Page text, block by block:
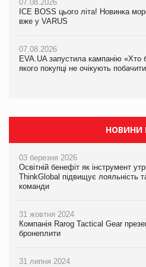
07.08.2026
ICE BOSS цього літа! Новинка
вже у VARUS
07.08.2026
EVA.UA запустила кампанію «Хто
якого покупці не очікують
06.08.2026
Смачна новинка для хвостатих: у
05.08.2026
Мережа супермаркетів VARUS
Продажі Hugo Boss впали на 9%
НОВИНИ
03 березня 2026
Освітній бенефіт як інструмент
ThinkGlobal підвищує лояльність
команди
31 жовтня 2024
Компанія Rarog Tactical Gear
бронеплити
31 липня 2024